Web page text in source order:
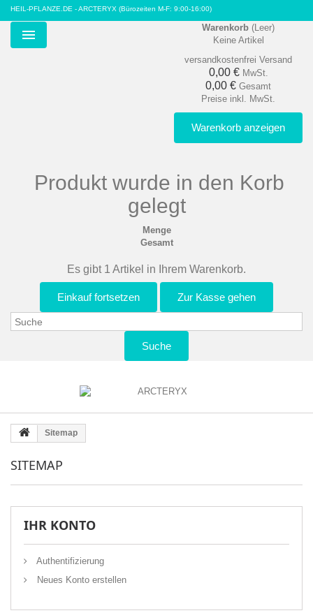
HEIL-PFLANZE.DE - ARCTERYX (Bürozeiten M-F: 9:00-16:00)
Menu
Warenkorb (Leer)
Keine Artikel
versandkostenfrei Versand
0,00 € MwSt.
0,00 € Gesamt
Preise inkl. MwSt.
Warenkorb anzeigen
Produkt wurde in den Korb
gelegt
Menge
Gesamt
Es gibt 1 Artikel in Ihrem Warenkorb.
Einkauf fortsetzen Zur Kasse gehen
Suche
Sitemap
SITEMAP
IHR KONTO
Authentifizierung
Neues Konto erstellen